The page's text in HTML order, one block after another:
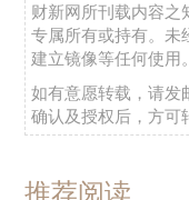
财新网所刊载内容之
专属所有或持有。未
建立镜像等任何使用。
如有意愿转载，请发
确认及授权后，方可
推荐阅读